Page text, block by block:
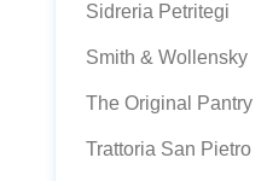
Sidreria Petritegi
Smith & Wollensky
The Original Pantry
Trattoria San Pietro